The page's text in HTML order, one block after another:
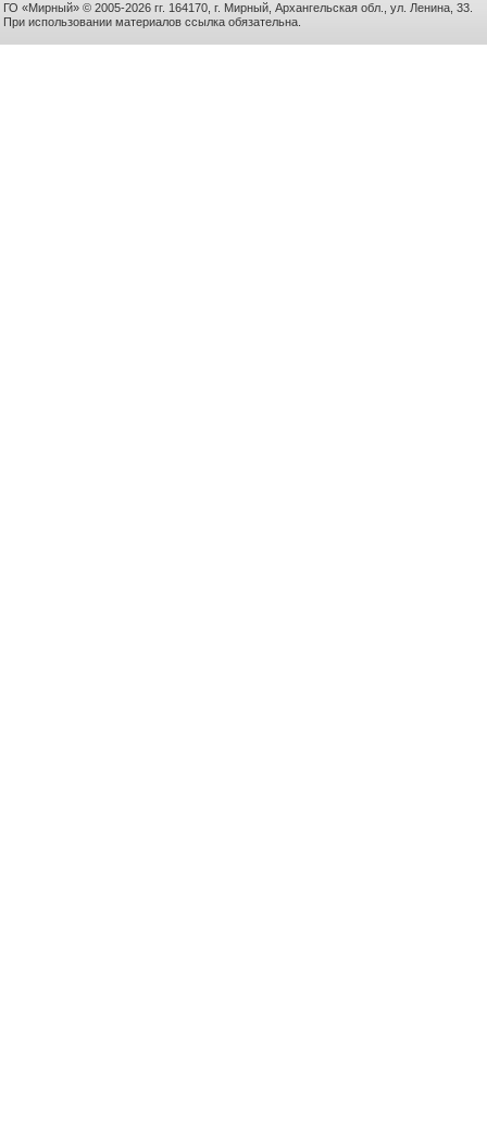
ГО «Мирный» © 2005-2026 гг. 164170, г. Мирный, Архангельская обл., ул. Ленина, 33.
При использовании материалов ссылка обязательна.